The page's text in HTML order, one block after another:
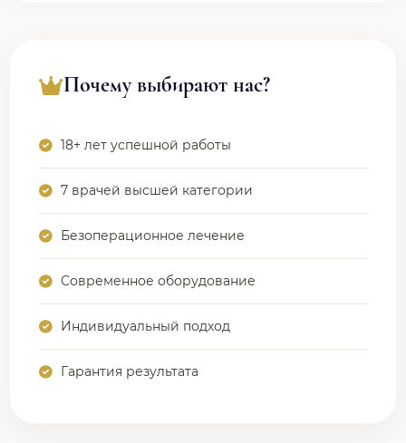
Почему выбирают нас?
18+ лет успешной работы
7 врачей высшей категории
Безоперационное лечение
Современное оборудование
Индивидуальный подход
Гарантия результата